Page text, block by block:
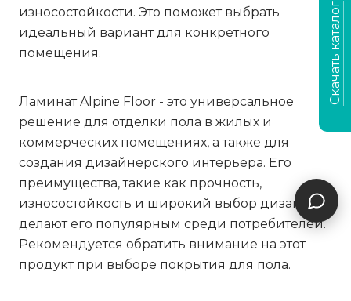
износостойкости. Это поможет выбрать
идеальный вариант для конкретного
помещения.
Ламинат Alpine Floor - это универсальное
решение для отделки пола в жилых и
коммерческих помещениях, а также для
создания дизайнерского интерьера. Его
преимущества, такие как прочность,
износостойкость и широкий выбор дизайнов,
делают его популярным среди потребителей.
Рекомендуется обратить внимание на этот
продукт при выборе покрытия для пола.
Скачать каталог